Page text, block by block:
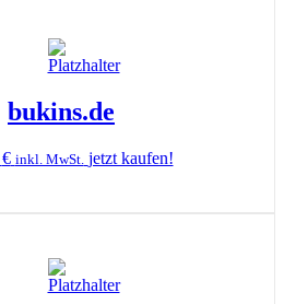
bukins.de
€ inkl. MwSt. jetzt kaufen!